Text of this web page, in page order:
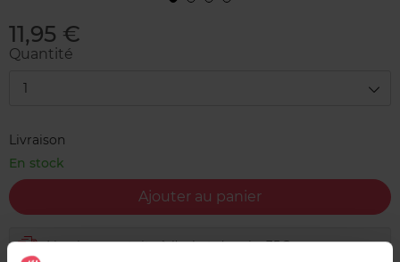
11,95 €
Quantité
1
Livraison
En stock
Ajouter au panier
Livraison gratuite à l'achat de min. 35€